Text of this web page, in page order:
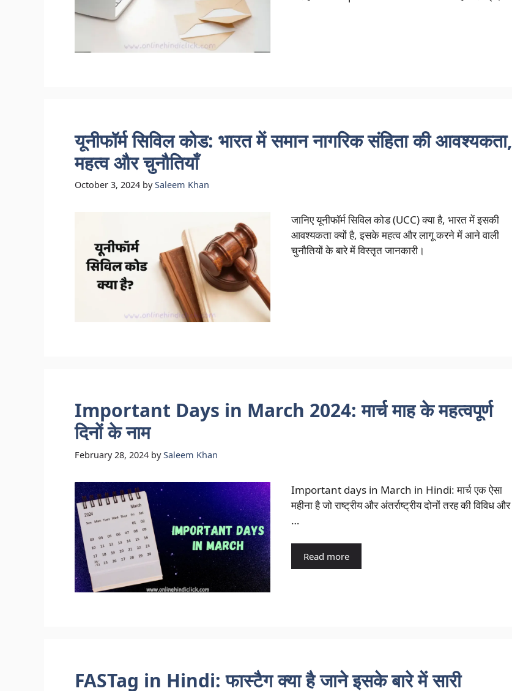
यूनीफॉर्म सिविल कोड: भारत में समान नागरिक संहिता की आवश्यकता,
महत्व और चुनौतियाँ
October 3, 2024 bySaleem Khan
जानिए यूनीफॉर्म सिविल कोड (UCC) क्या है, भारत में इसकी
आवश्यकता क्यों है, इसके महत्व और लागू करने में आने वाली
चुनौतियों के बारे में विस्तृत जानकारी।
Important Days in March 2024: मार्च माह के महत्वपूर्ण
दिनों के नाम
February 28, 2024 bySaleem Khan
Important days in March in Hindi: मार्च एक ऐसा
महीना है जो राष्ट्रीय और अंतर्राष्ट्रीय दोनों तरह की विविध और
…
Read more
FASTag in Hindi: फास्टैग क्या है जाने इसके बारे में सारी